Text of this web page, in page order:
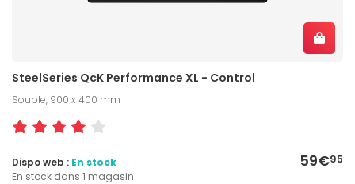
SteelSeries QcK Performance XL - Control
Souple, 900 x 400 mm
59€95
Dispo web : En stock
En stock dans 1 magasin